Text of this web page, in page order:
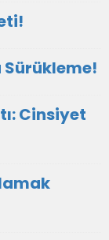
Sürükleme!
Cinsiyet